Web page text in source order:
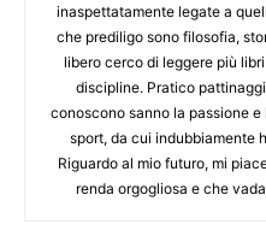
inaspettatamente legate a
che prediligo sono filosofia,
libero cerco di leggere più
discipline. Pratico
conoscono sanno la passione e
sport, da cui indubbiamente
Riguardo al mio futuro, mi
renda orgogliosa e che